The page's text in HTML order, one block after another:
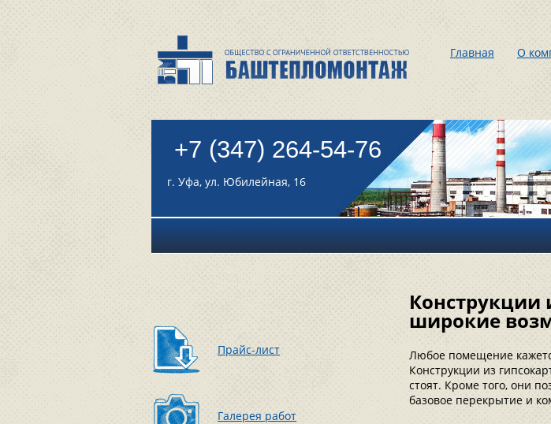
Главная О
+7 (347) 264-54-76
г. Уфа, ул. Юбилейная, 16
Прайс-лист
Галерея работ
Конструкции
широкие
Любое помещение
Конструкции из
стоят. Кроме того, они
базовое перекрытие и